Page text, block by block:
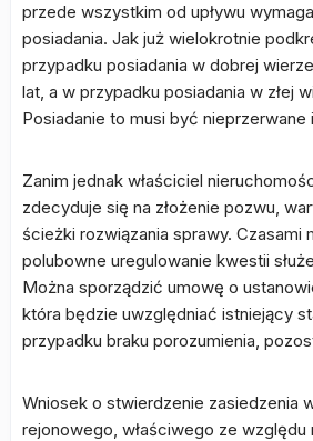
przede wszystkim od upływu
posiadania. Jak już wielokrotnie
przypadku posiadania w dobrej
lat, a w przypadku posiadania w złej
Posiadanie to musi być nieprzerwane
Zanim jednak właściciel
zdecyduje się na złożenie pozwu,
ścieżki rozwiązania sprawy. Czasami
polubowne uregulowanie kwestii
Można sporządzić umowę o
która będzie uwzględniać istniejący
przypadku braku porozumienia,
Wniosek o stwierdzenie zasiedzenia
rejonowego, właściwego ze względu